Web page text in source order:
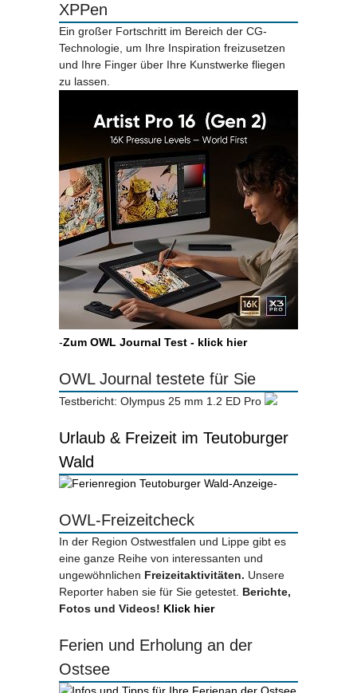
XPPen
Ein großer Fortschritt im Bereich der CG-
Technologie, um Ihre Inspiration freizusetzen
und Ihre Finger über Ihre Kunstwerke fliegen
zu lassen.
-Zum OWL Journal Test - klick hier
OWL Journal testete für Sie
Testbericht: Olympus 25 mm 1.2 ED Pro
Urlaub & Freizeit im Teutoburger
Wald
-Anzeige-
OWL-Freizeitcheck
In der Region Ostwestfalen und Lippe gibt es
eine ganze Reihe von interessanten und
ungewöhnlichen Freizeitaktivitäten. Unsere
Reporter haben sie für Sie getestet. Berichte,
Fotos und Videos! Klick hier
Ferien und Erholung an der
Ostsee